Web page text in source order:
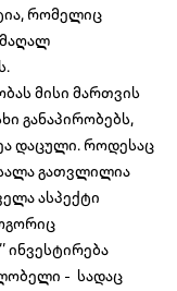
რომელიც
მისი მართვის
განაპირობებს,
დაცული. როდესაც
გათვლილია
ასპექტი
ინვესტირება
- სადაც